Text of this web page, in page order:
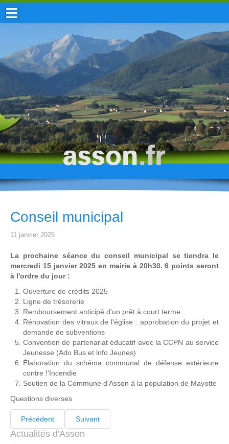
ACCUEIL / INFOS
MUNICIPALITÉ
VIE LOCALE
ENFANCE
TOURISME
HISTOIRE
Conseil municipal
11 janvier 2025
La prochaine séance du conseil municipal se tiendra le
mercredi 15 janvier 2025 en mairie à 20h30. 6 points seront
à l'ordre du jour :
Ouverture de crédits 2025
Ligne de trésorerie
Remboursement anticipé d'un prêt à court terme
Rénovation des vitraux de l'église : approbation du projet et
demande de subventions
Convention de partenariat éducatif avec la CCPN au service
Jeunesse (Ado Bus et lnfo Jeunes)
Élaboration du schéma communal de défense extérieure
contre !'Incendie
Soutien de la Commune d'Asson à la population de Mayotte
Questions diverses
Précédent Suivant
Actualités d'Asson